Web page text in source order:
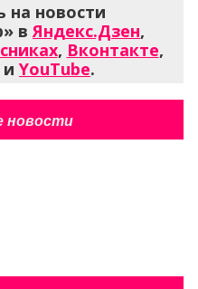
на новости
вЯндекс.Дзен,
, Вконтакте,
и YouTube.
новости